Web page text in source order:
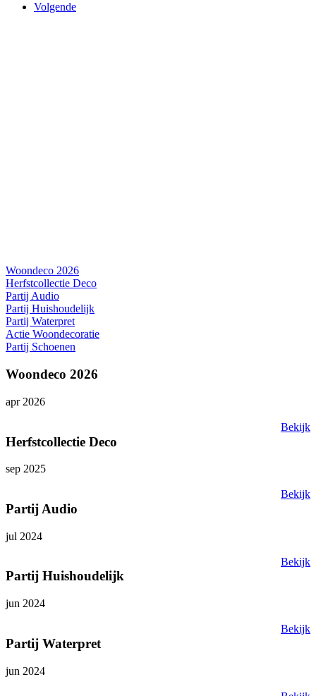
Volgende
Woondeco 2026
Herfstcollectie Deco
Partij Audio
Partij Huishoudelijk
Partij Waterpret
Actie Woondecoratie
Partij Schoenen
Woondeco 2026
apr 2026
Bekijk
Herfstcollectie Deco
sep 2025
Bekijk
Partij Audio
jul 2024
Bekijk
Partij Huishoudelijk
jun 2024
Bekijk
Partij Waterpret
jun 2024